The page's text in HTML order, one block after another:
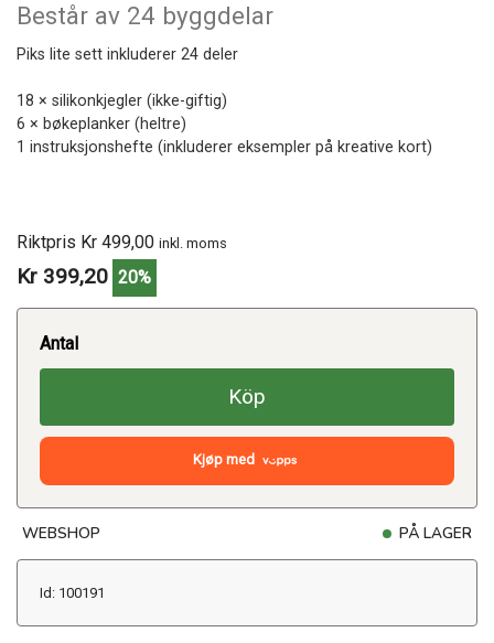
Består av 24 byggdelar
Piks lite sett inkluderer 24 deler
18 × silikonkjegler (ikke-giftig)
6 × bøkeplanker (heltre)
1 instruksjonshefte (inkluderer eksempler på kreative kort)
Riktpris Kr 499,00 inkl. moms
Kr 399,20 20%
Antal
Köp
Kjøp med
WEBSHOP PÅ LAGER
Id: 100191